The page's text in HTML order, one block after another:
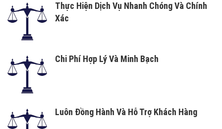
Thực Hiện Dịch Vụ Nhanh Chóng Và Chính
Xác
Chi Phí Hợp Lý Và Minh Bạch
Luôn Đồng Hành Và Hỗ Trợ Khách Hàng